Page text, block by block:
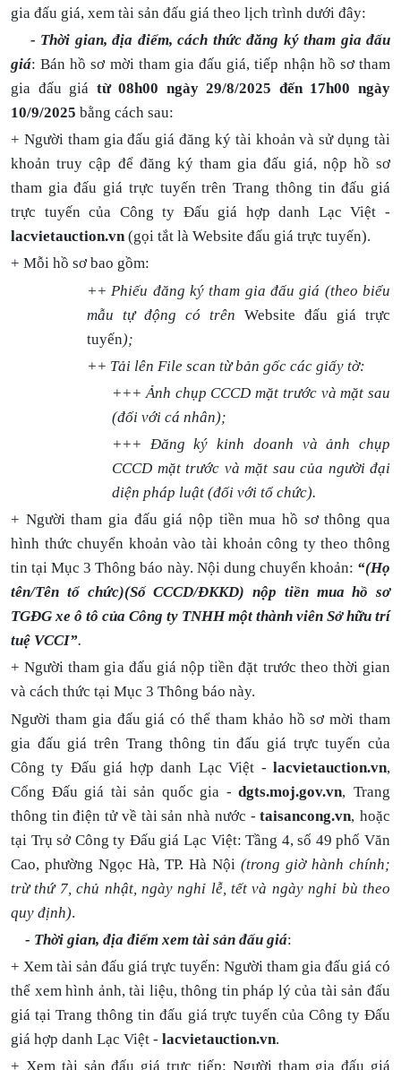
gia đấu giá, xem tài sản đấu giá theo lịch trình dưới đây:
- Thời gian, địa điểm, cách thức đăng ký tham gia đấu
giá: Bán hồ sơ mời tham gia đấu giá, tiếp nhận hồ sơ tham
gia đấu giá từ 08h00 ngày 29/8/2025 đến 17h00 ngày
10/9/2025 bằng cách sau:
+ Người tham gia đấu giá đăng ký tài khoản và sử dụng tài
khoản truy cập để đăng ký tham gia đấu giá, nộp hồ sơ
tham gia đấu giá trực tuyến trênTrang thông tin đấu giá
trực tuyến của Công ty Đấu giá hợp danh Lạc Việt -
lacvietauction.vn(gọi tắt là Website đấu giá trực tuyến).
+ Mỗi hồ sơ bao gồm:
++ Phiếu đăng ký tham gia đấu giá (theo biểu
mẫu tự động có trên Website đấu giá trực
tuyến);
++ Tải lên File scan từ bản gốc các giấy tờ:
+++ Ảnh chụp CCCD mặt trước và mặt sau
(đối với cá nhân);
+++ Đăng ký kinh doanh và ảnh chụp
CCCD mặt trước và mặt sau của người đại
diện pháp luật (đối với tổ chức).
+ Người tham gia đấu giá nộp tiền mua hồ sơ thông qua
hình thức chuyển khoản vào tài khoản công ty theo thông
tin tại Mục 3 Thông báo này. Nội dung chuyển khoản: “(Họ
tên/Tên tổ chức)(Số CCCD/ĐKKD) nộp tiền mua hồ sơ
TGĐG xe ô tô của Công ty TNHH một thành viên Sở hữu trí
tuệ VCCI”.
+ Người tham gia đấu giá nộp tiền đặt trước theo thời gian
và cách thức tại Mục 3 Thông báo này.
Người tham gia đấu giá có thể tham khảo hồ sơ mời tham
gia đấu giá trên Trang thông tin đấu giá trực tuyến của
Công ty Đấu giá hợp danh Lạc Việt - lacvietauction.vn,
Cổng Đấu giá tài sản quốc gia -dgts.moj.gov.vn, Trang
thông tin điện tử về tài sản nhà nước -taisancong.vn, hoặc
tại Trụ sở Công ty Đấu giá Lạc Việt: Tầng 4, số 49 phố Văn
Cao, phường Ngọc Hà, TP. Hà Nội (trong giờ hành chính;
trừ thứ 7, chủ nhật, ngày nghỉ lễ, tết và ngày nghỉ bù theo
quy định).
- Thời gian, địa điểm xem tài sản đấu giá:
+ Xem tài sản đấu giá trực tuyến: Người tham gia đấu giá có
thể xem hình ảnh, tài liệu, thông tin pháp lý của tài sản đấu
giá tạiTrang thông tin đấu giá trực tuyến của Công ty Đấu
giá hợp danh Lạc Việt - lacvietauction.vn.
+ Xem tài sản đấu giá trực tiếp: Người tham gia đấu giá